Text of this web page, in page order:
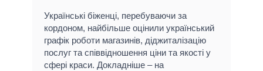
Українські біженці, перебуваючи за
кордоном, найбільше оцінили український
графік роботи магазинів, діджиталізацію
послуг та співвідношення ціни та якості у
сфері краси. Докладніше – на